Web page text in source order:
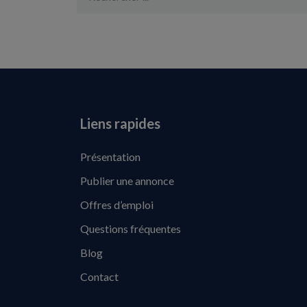
Liens rapides
Présentation
Publier une annonce
Offres d’emploi
Questions fréquentes
Blog
Contact